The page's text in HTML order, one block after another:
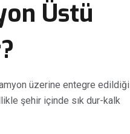
Üstü
üzerine entegre edildiği
şehir içinde sık dur-kalk